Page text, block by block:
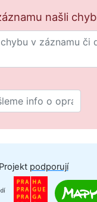
našli
Projekt podporují